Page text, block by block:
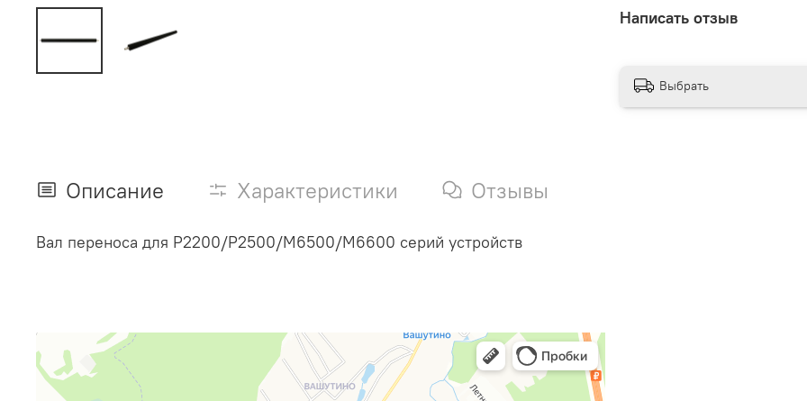
Написать отзыв
Выбрать
Описание Характеристики Отзывы
Вал переноса для P2200/P2500/M6500/M6600 серий устройств